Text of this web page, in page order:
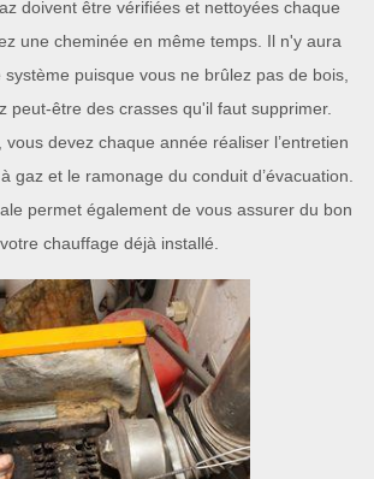
doivent être vérifiées et nettoyées chaque
une cheminée en même temps. Il n'y aura
puisque vous ne brûlez pas de bois,
peut-être des crasses qu'il faut supprimer.
devez chaque année réaliser l’entretien
gaz et le ramonage du conduit d’évacuation.
permet également de vous assurer du bon
chauffage déjà installé.